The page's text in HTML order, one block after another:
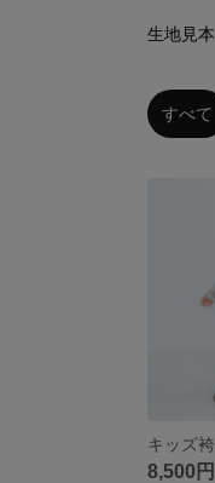
生地見本
すべて
8,500円